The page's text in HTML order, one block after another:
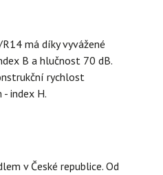
má díky vyvážené
B a hlučnost 70 dB.
rychlost
index H.
v České republice. Od